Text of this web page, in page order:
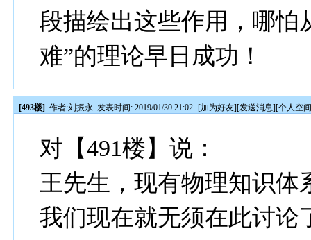
段描绘出这些作用，哪怕
难”的理论早日成功！
[493楼] 作者:刘振永 发表时间: 2019/01/30 21:02 [加为好友][发送消息][个人空
对【491楼】说：
王先生，现有物理知识体
我们现在就无须在此讨论